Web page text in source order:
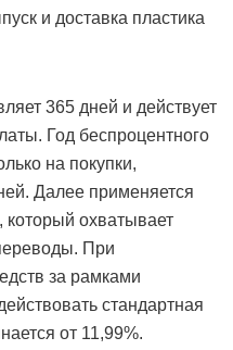
и доставка пластика
365 дней и действует
Год беспроцентного
на покупки,
Далее применяется
который охватывает
При
за рамками
стандартная
от 11,99%.